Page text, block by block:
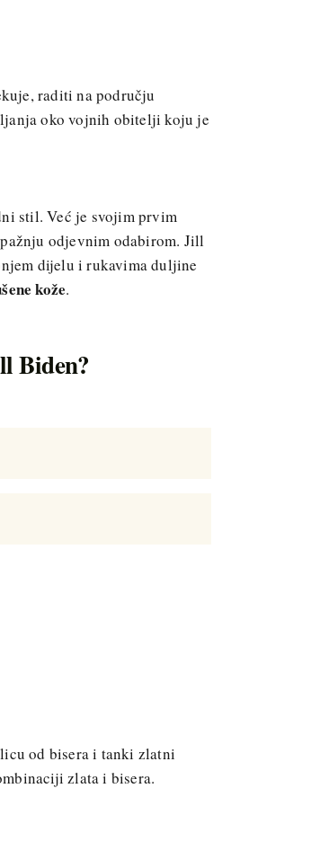
raditi na području
oko vojnih obitelji koju je
stil. Već je svojim prvim
odjevnim odabirom. Jill
dijelu i rukavima duljine
kože.
Biden?
od bisera i tanki zlatni
zlata i bisera.